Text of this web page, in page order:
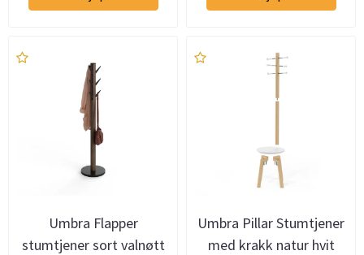
Umbra Flapper
stumtjener sort valnøtt
Umbra Pillar Stumtjener
med krakk natur hvit